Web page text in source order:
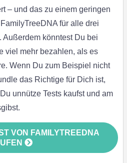
– und das zu einem geringen
für alle drei
Außerdem könntest Du bei
viel mehr bezahlen, als es
Wenn Du zum Beispiel nicht
das Richtige für Dich ist,
unnütze Tests kaufst und am
VON FAMILYTREEDNA